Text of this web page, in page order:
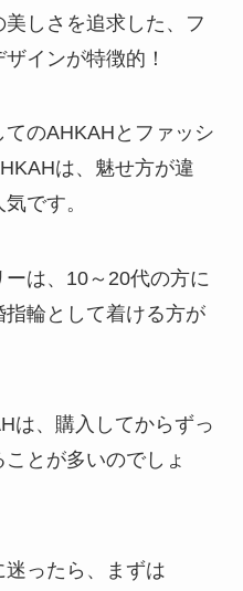
しさを追求した、フ
インが特徴的！
のAHKAHとファッシ
は、魅せ方が違
です。
は、10～20代の方に
輪として着ける方が
は、購入してからずっ
とが多いのでしょ
ったら、まずは